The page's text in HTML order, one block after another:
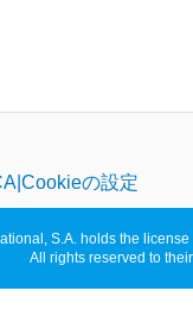
Cookieの設定
S.A. holds the
All rights reserved to